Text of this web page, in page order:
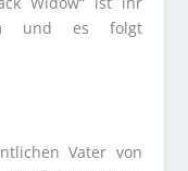
und es folgt
Vater von